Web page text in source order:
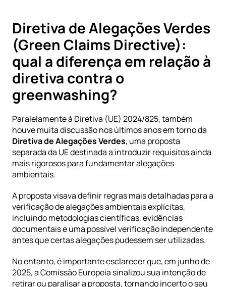
Diretiva de Alegações Verdes
(Green Claims Directive):
qual a diferença em relação à
diretiva contra o
greenwashing?
Paralelamente à Diretiva (UE) 2024/825, também
Diretiva de Alegações Verdes, uma proposta
separada da UE destinada a introduzir requisitos ainda
mais rigorosos para fundamentar alegações
ambientais.
A proposta visava definir regras mais detalhadas para a
verificação de alegações ambientais explícitas,
incluindo metodologias científicas, evidências
documentais e uma possível verificação independente
antes que certas alegações pudessem ser utilizadas.
No entanto, é importante esclarecer que, em junho de
2025, a Comissão Europeia sinalizou sua intenção de
retirar ou paralisar a proposta, tornando incerto o seu